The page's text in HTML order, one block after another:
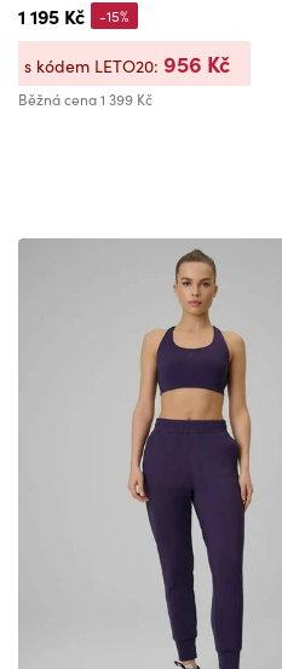
1 195 Kč
Běžná cena1 399 Kč
-15%
s kódem LETO20: 956 Kč